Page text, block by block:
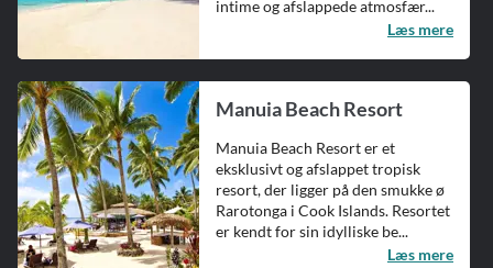
intime og afslappede atmosfær...
Læs mere
Manuia Beach Resort
Manuia Beach Resort er et
eksklusivt og afslappet tropisk
resort, der ligger på den smukke ø
Rarotonga i Cook Islands. Resortet
er kendt for sin idylliske be...
Læs mere